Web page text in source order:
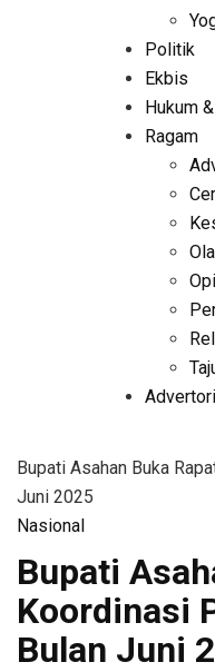
Politik
Ekbis
Hukum
Ragam
Bupati Asahan Buka
Juni 2025
Nasional
Bupati
Koordinasi
Bulan Juni